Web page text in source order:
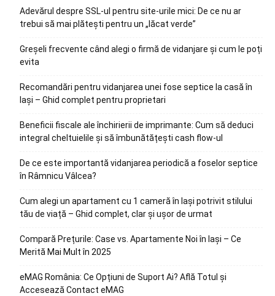
Adevărul despre SSL-ul pentru site-urile mici: De ce nu ar
trebui să mai plătești pentru un „lăcat verde”
Greșeli frecvente când alegi o firmă de vidanjare și cum le poți
evita
Recomandări pentru vidanjarea unei fose septice la casă în
Iași – Ghid complet pentru proprietari
Beneficii fiscale ale închirierii de imprimante: Cum să deduci
integral cheltuielile și să îmbunătățești cash flow-ul
De ce este importantă vidanjarea periodică a foselor septice
în Râmnicu Vâlcea?
Cum alegi un apartament cu 1 cameră în Iași potrivit stilului
tău de viață – Ghid complet, clar și ușor de urmat
Compară Prețurile: Case vs. Apartamente Noi în Iași – Ce
Merită Mai Mult în 2025
eMAG România: Ce Opțiuni de Suport Ai? Află Totul și
Accesează Contact eMAG